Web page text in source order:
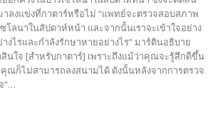
ลงแข่งที่กาตาร์หรือไม่ “แพทย์จะตรวจสอบสภาพ
โลนาในสัปดาห์หน้า และจากนั้นเราจะเข้าใจอย่าง
งไรและกำลังรักษาหายอย่างไร” มาร์ตินอธิบาย
สินใจ [สำหรับกาตาร์] เพราะถึงแม้ว่าคุณจะรู้สึกดีขึ้น
ณก็ไม่สามารถลงสนามได้ ดังนั้นหลังจากการตรวจ
”…